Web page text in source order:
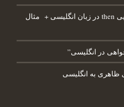
کاربردهای معنایی then در زبان انگلیسی + مثال
در انگلیسی”
به انگلیسی